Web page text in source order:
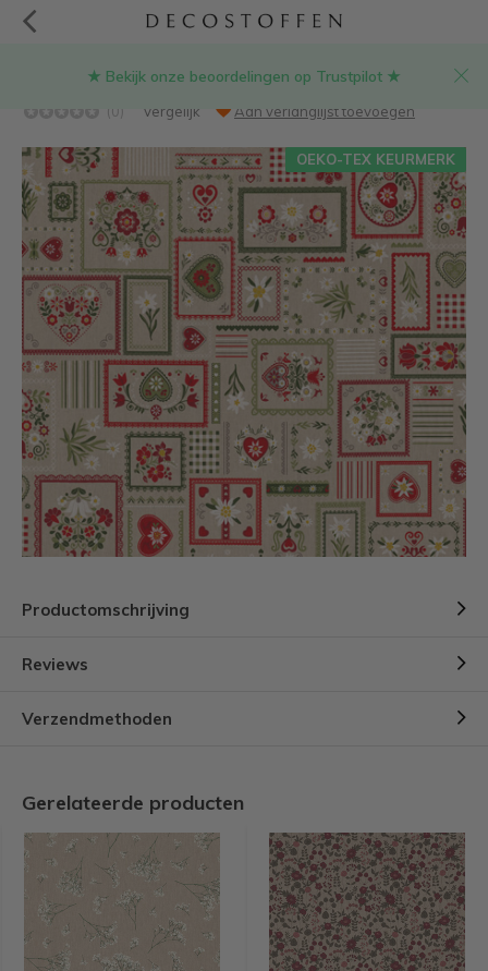
★ Bekijk onze beoordelingen op Trustpilot ★
Bloemen patchwork linnenlook stof
(0) Vergelijk Aan verlanglijst toevoegen
OEKO-TEX KEURMERK
Productomschrijving
Reviews
Verzendmethoden
Gerelateerde producten